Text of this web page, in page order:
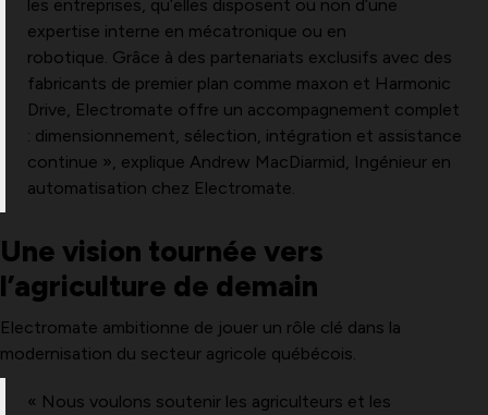
les entreprises, qu’elles disposent ou non d’une
expertise interne en mécatronique ou en
robotique. Grâce à des partenariats exclusifs avec des
fabricants de premier plan comme maxon et Harmonic
Drive, Electromate offre un accompagnement complet
: dimensionnement, sélection, intégration et assistance
continue », explique Andrew MacDiarmid, Ingénieur en
automatisation chez Electromate.
Une vision tournée vers
l’agriculture de demain
Electromate ambitionne de jouer un rôle clé dans la
modernisation du secteur agricole québécois.
« Nous voulons soutenir les agriculteurs et les